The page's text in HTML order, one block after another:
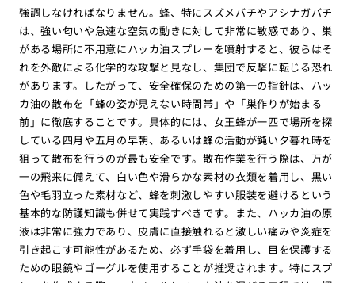
強調しなければなりません。蜂、特にスズメバチやアシナガバチ
は、強い匂いや急速な空気の動きに対して非常に敏感であり、巣
がある場所に不用意にハッカ油スプレーを噴射すると、彼らはそ
れを外敵による化学的な攻撃と見なし、集団で反撃に転じる恐れ
があります。したがって、安全確保のための第一の指針は、ハッ
カ油の散布を「蜂の姿が見えない時間帯」や「巣作りが始まる
前」に徹底することです。具体的には、女王蜂が一匹で場所を探
している四月や五月の早朝、あるいは蜂の活動が鈍い夕暮れ時を
狙って散布を行うのが最も安全です。散布作業を行う際は、万が
一の飛来に備えて、白い色や滑らかな素材の衣類を着用し、黒い
色や毛羽立った素材など、蜂を刺激しやすい服装を避けるという
基本的な防護知識も併せて実践すべきです。また、ハッカ油の原
液は非常に強力であり、皮膚に直接触れると激しい痛みや炎症を
引き起こす可能性があるため、必ず手袋を着用し、目を保護する
ための眼鏡やゴーグルを使用することが推奨されます。特にスプ